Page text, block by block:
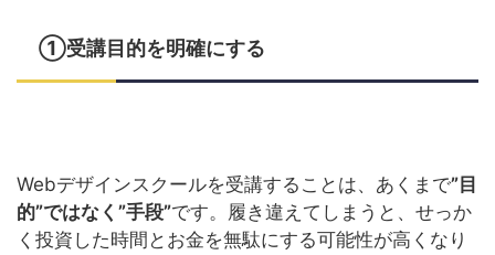
①受講目的を明確にする
Webデザインスクールを受講することは、あくまで”目
的”ではなく”手段”です。履き違えてしまうと、せっか
く投資した時間とお金を無駄にする可能性が高くなり